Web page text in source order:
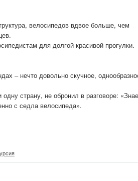
велосипедов вдвое больше, чем
для долгой красивой прогулки.
– нечто довольно скучное,
страну, не обронил в разговоре:
с седла велосипеда».